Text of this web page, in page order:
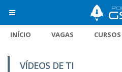
INÍCIO VAGAS CURSOS
VÍDEOS DE TI